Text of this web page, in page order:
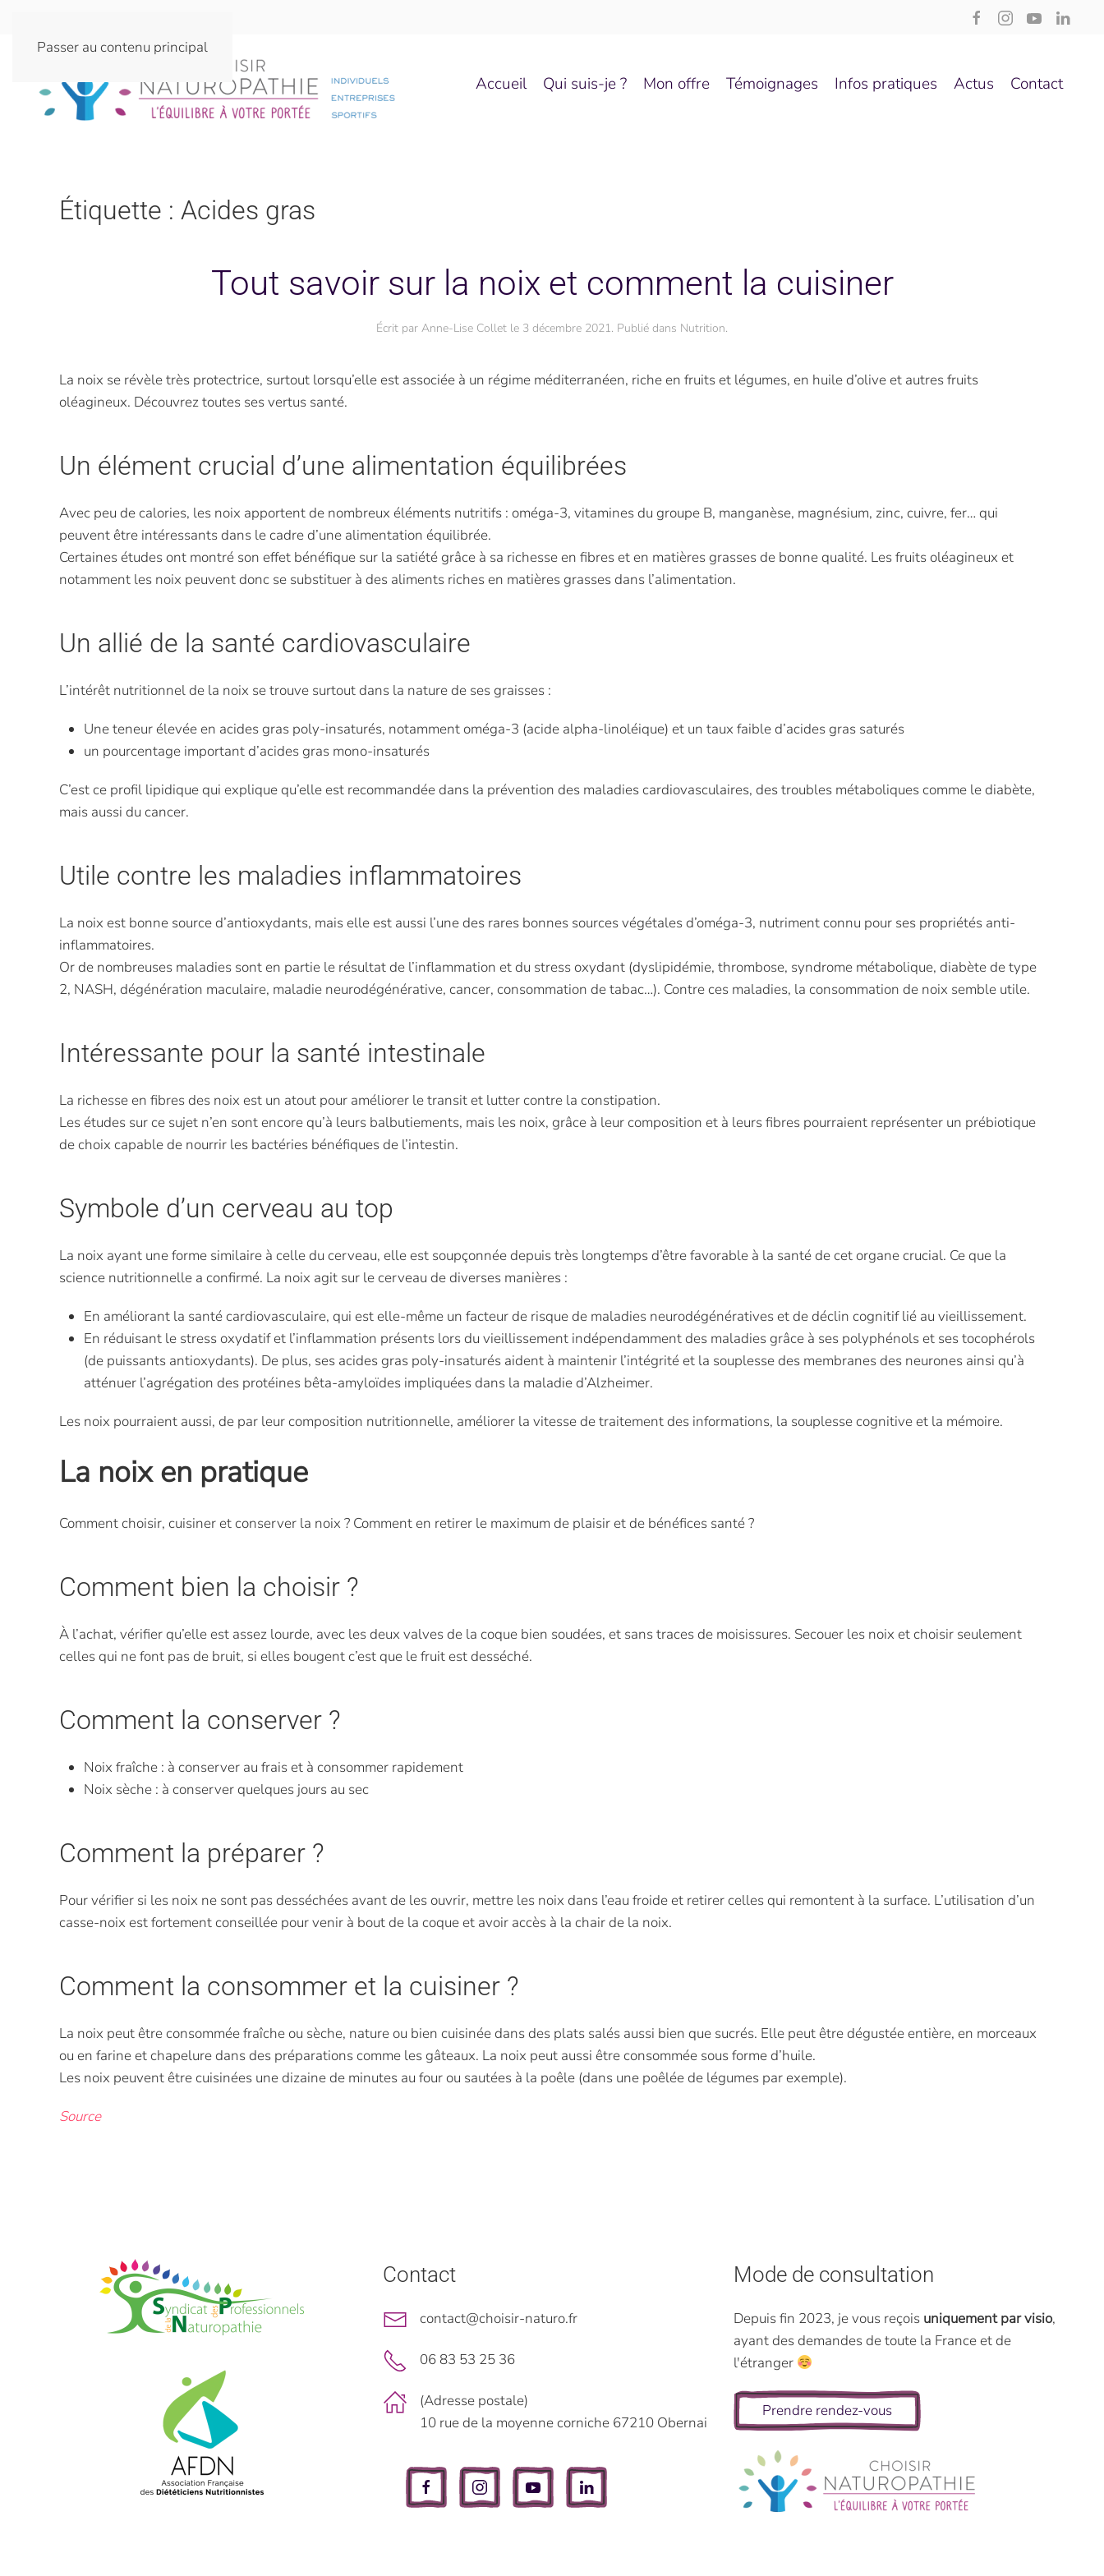
Passer au contenu principal
Accueil Qui suis-je ? Mon offre Témoignages Infos pratiques Actus Contact
Étiquette : Acides gras
Tout savoir sur la noix et comment la cuisiner
Écrit par Anne-Lise Collet le 3 décembre 2021. Publié dans Nutrition.
La noix se révèle très protectrice, surtout lorsqu’elle est associée à un régime méditerranéen, riche en fruits et légumes, en huile d’olive et autres fruits
oléagineux. Découvrez toutes ses vertus santé.
Un élément crucial d’une alimentation équilibrées
Avec peu de calories, les noix apportent de nombreux éléments nutritifs : oméga-3, vitamines du groupe B, manganèse, magnésium, zinc, cuivre, fer… qui
peuvent être intéressants dans le cadre d’une alimentation équilibrée.
Certaines études ont montré son effet bénéfique sur la satiété grâce à sa richesse en fibres et en matières grasses de bonne qualité. Les fruits oléagineux et
notamment les noix peuvent donc se substituer à des aliments riches en matières grasses dans l’alimentation.
Un allié de la santé cardiovasculaire
L’intérêt nutritionnel de la noix se trouve surtout dans la nature de ses graisses :
Une teneur élevée en acides gras poly-insaturés, notamment oméga-3 (acide alpha-linoléique) et un taux faible d’acides gras saturés
un pourcentage important d’acides gras mono-insaturés
C’est ce profil lipidique qui explique qu’elle est recommandée dans la prévention des maladies cardiovasculaires, des troubles métaboliques comme le diabète,
mais aussi du cancer.
Utile contre les maladies inflammatoires
La noix est bonne source d’antioxydants, mais elle est aussi l’une des rares bonnes sources végétales d’oméga-3, nutriment connu pour ses propriétés anti-
inflammatoires.
Or de nombreuses maladies sont en partie le résultat de l’inflammation et du stress oxydant (dyslipidémie, thrombose, syndrome métabolique, diabète de type
2, NASH, dégénération maculaire, maladie neurodégénérative, cancer, consommation de tabac…). Contre ces maladies, la consommation de noix semble utile.
Intéressante pour la santé intestinale
La richesse en fibres des noix est un atout pour améliorer le transit et lutter contre la constipation.
Les études sur ce sujet n’en sont encore qu’à leurs balbutiements, mais les noix, grâce à leur composition et à leurs fibres pourraient représenter un prébiotique
de choix capable de nourrir les bactéries bénéfiques de l’intestin.
Symbole d’un cerveau au top
La noix ayant une forme similaire à celle du cerveau, elle est soupçonnée depuis très longtemps d’être favorable à la santé de cet organe crucial. Ce que la
science nutritionnelle a confirmé. La noix agit sur le cerveau de diverses manières :
En améliorant la santé cardiovasculaire, qui est elle-même un facteur de risque de maladies neurodégénératives et de déclin cognitif lié au vieillissement.
En réduisant le stress oxydatif et l’inflammation présents lors du vieillissement indépendamment des maladies grâce à ses polyphénols et ses tocophérols
(de puissants antioxydants). De plus, ses acides gras poly-insaturés aident à maintenir l’intégrité et la souplesse des membranes des neurones ainsi qu’à
atténuer l’agrégation des protéines bêta-amyloïdes impliquées dans la maladie d’Alzheimer.
Les noix pourraient aussi, de par leur composition nutritionnelle, améliorer la vitesse de traitement des informations, la souplesse cognitive et la mémoire.
La noix en pratique
Comment choisir, cuisiner et conserver la noix ? Comment en retirer le maximum de plaisir et de bénéfices santé ?
Comment bien la choisir ?
À l’achat, vérifier qu’elle est assez lourde, avec les deux valves de la coque bien soudées, et sans traces de moisissures. Secouer les noix et choisir seulement
celles qui ne font pas de bruit, si elles bougent c’est que le fruit est desséché.
Comment la conserver ?
Noix fraîche : à conserver au frais et à consommer rapidement
Noix sèche : à conserver quelques jours au sec
Comment la préparer ?
Pour vérifier si les noix ne sont pas desséchées avant de les ouvrir, mettre les noix dans l’eau froide et retirer celles qui remontent à la surface. L’utilisation d’un
casse-noix est fortement conseillée pour venir à bout de la coque et avoir accès à la chair de la noix.
Comment la consommer et la cuisiner ?
La noix peut être consommée fraîche ou sèche, nature ou bien cuisinée dans des plats salés aussi bien que sucrés. Elle peut être dégustée entière, en morceaux
ou en farine et chapelure dans des préparations comme les gâteaux. La noix peut aussi être consommée sous forme d’huile.
Les noix peuvent être cuisinées une dizaine de minutes au four ou sautées à la poêle (dans une poêlée de légumes par exemple).
Source
Contact
contact@choisir-naturo.fr
06 83 53 25 36
(Adresse postale)
10 rue de la moyenne corniche 67210 Obernai
Mode de consultation
Depuis fin 2023, je vous reçois uniquement par visio,
ayant des demandes de toute la France et de
l'étranger
Prendre rendez-vous